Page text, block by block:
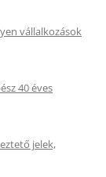
vállalkozások
40 éves
jelek,